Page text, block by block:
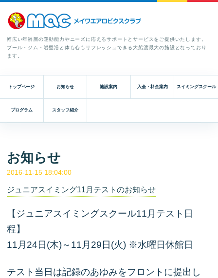
幅広い年齢層の運動能力やニーズに応えるサポートとサービスをご提供いたします。
プール・ジム・岩盤浴と体も心もリフレッシュできる大船渡最大の施設となっており
ます。
トップページ お知らせ 施設案内 入会・料金案内 スイミングスクール
プログラム スタッフ紹介
お知らせ
2016-11-15 18:04:00
ジュニアスイミング11月テストのお知らせ
【ジュニアスイミングスクール11月テスト日
程】
11月24日(木)～11月29日(火) ※水曜日休館日
テスト当日は記録のあゆみをフロントに提出し